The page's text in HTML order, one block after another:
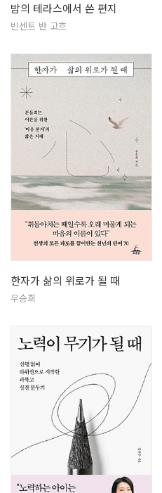
밤의 테라스에서 쓴 편지
빈센트 반 고흐
한자가 삶의 위로가 될 때
우승희